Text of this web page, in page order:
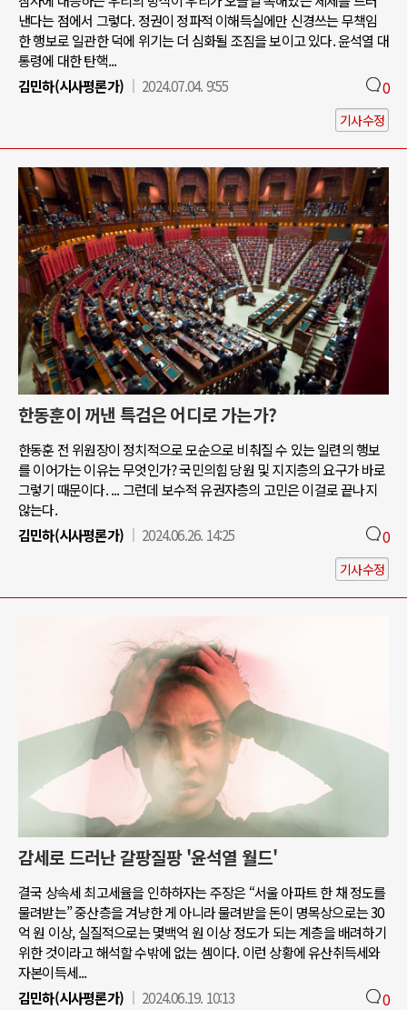
낸다는 점에서 그렇다. 정권이 정파적 이해득실에만 신경쓰는 무책임
한 행보로 일관한 덕에 위기는 더 심화될 조짐을 보이고 있다. 윤석열 대
통령에 대한 탄핵...
김민하(시사평론가)
2024.07.04. 9:55 0
기사수정
한동훈이 꺼낸 특검은 어디로 가는가?
한동훈 전 위원장이 정치적으로 모순으로 비춰질 수 있는 일련의 행보
를 이어가는 이유는 무엇인가? 국민의힘 당원 및 지지층의 요구가 바로
그렇기 때문이다. ... 그런데 보수적 유권자층의 고민은 이걸로 끝나지
않는다.
김민하(시사평론가)
2024.06.26. 14:25 0
기사수정
감세로 드러난 갈팡질팡 '윤석열 월드'
결국 상속세 최고세율을 인하하자는 주장은 “서울 아파트 한 채 정도를
물려받는” 중산층을 겨냥한 게 아니라 물려받을 돈이 명목상으로는 30
억 원 이상, 실질적으로는 몇백억 원 이상 정도가 되는 계층을 배려하기
위한 것이라고 해석할 수밖에 없는 셈이다. 이런 상황에 유산취득세와
자본이득세...
김민하(시사평론가)
2024.06.19. 10:13 0